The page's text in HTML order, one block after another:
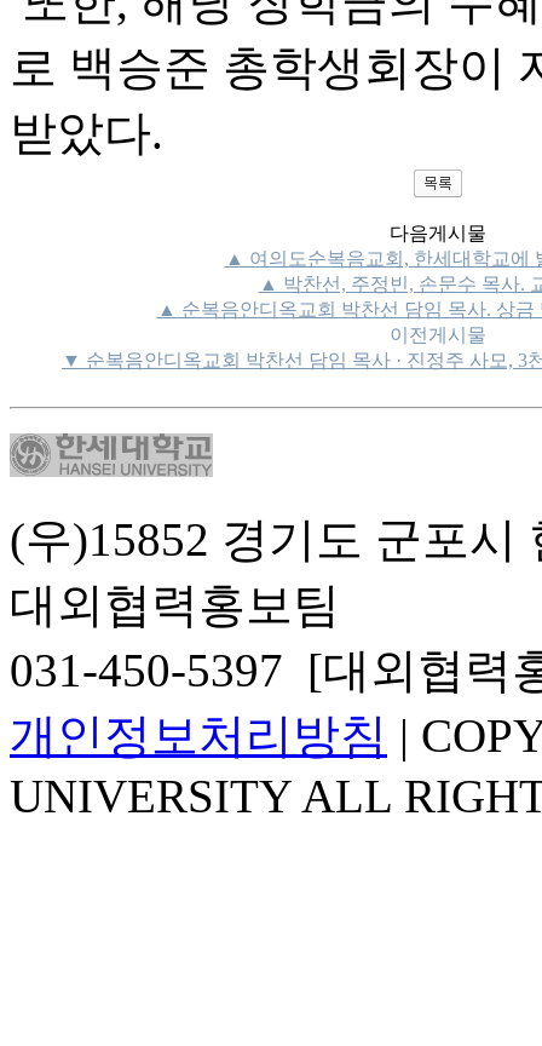
로 백승준 총학생회장이
받았다.
다음게시물
▲ 여의도순복음교회, 한세대학교에
▲ 박찬선, 주정빈, 손문수 목사.
▲ 순복음안디옥교회 박찬선 담임 목사. 상금
이전게시물
▼ 순복음안디옥교회 박찬선 담임 목사 · 진정주 사모, 3
(우)15852 경기도 군포시
대외협력홍보팀
031-450-5397 [대외협력
개인정보처리방침 |
UNIVERSITY ALL